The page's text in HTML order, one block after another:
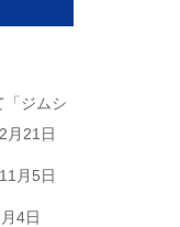
「ジムシ
月21日
月5日
4日